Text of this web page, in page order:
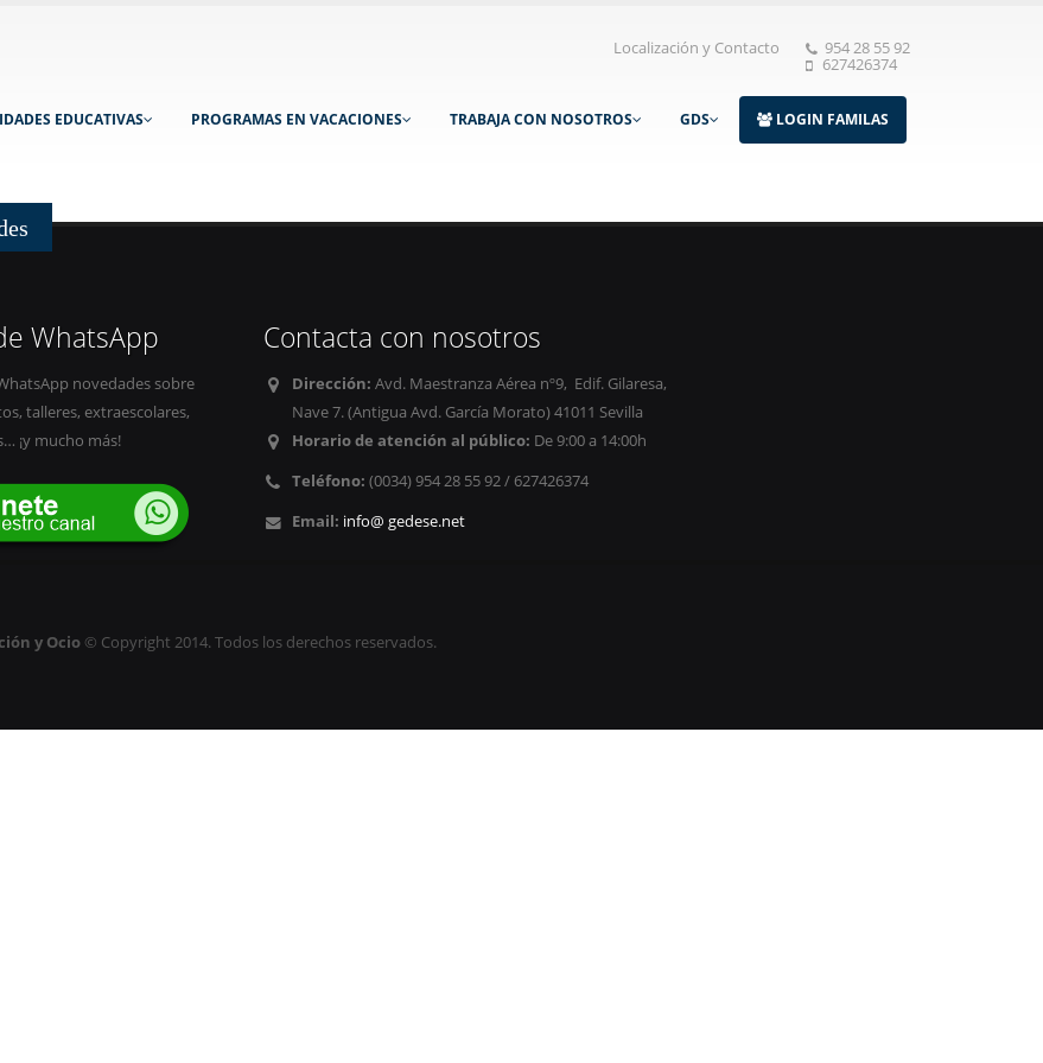
Localización y Contacto
954 28 55 92
627426374
EDUCATIVAS PROGRAMAS EN VACACIONES TRABAJA CON NOSOTROS GDS LOGIN FAMILAS
WhatsApp
novedades sobre
talleres, extraescolares,
¡y mucho más!
Contacta con nosotros
Dirección: Avd. Maestranza Aérea nº9, Edif. Gilaresa,
Nave 7. (Antigua Avd. García Morato) 41011 Sevilla
Horario de atención al público: De 9:00 a 14:00h
Teléfono: (0034) 954 28 55 92 / 627426374
Email: info@ gedese.net
y Ocio© Copyright 2014. Todos los derechos reservados.